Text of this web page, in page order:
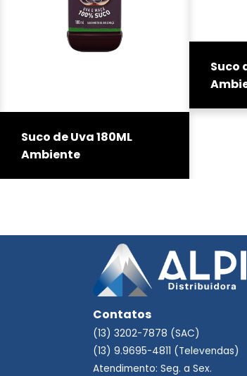
Suco de Uva 180ML
Ambiente
Suco
Contatos
(13) 3202-7878 (SAC)
(13) 9.9695-4811 (Televendas)
Atendimento: Seg. a Sex.